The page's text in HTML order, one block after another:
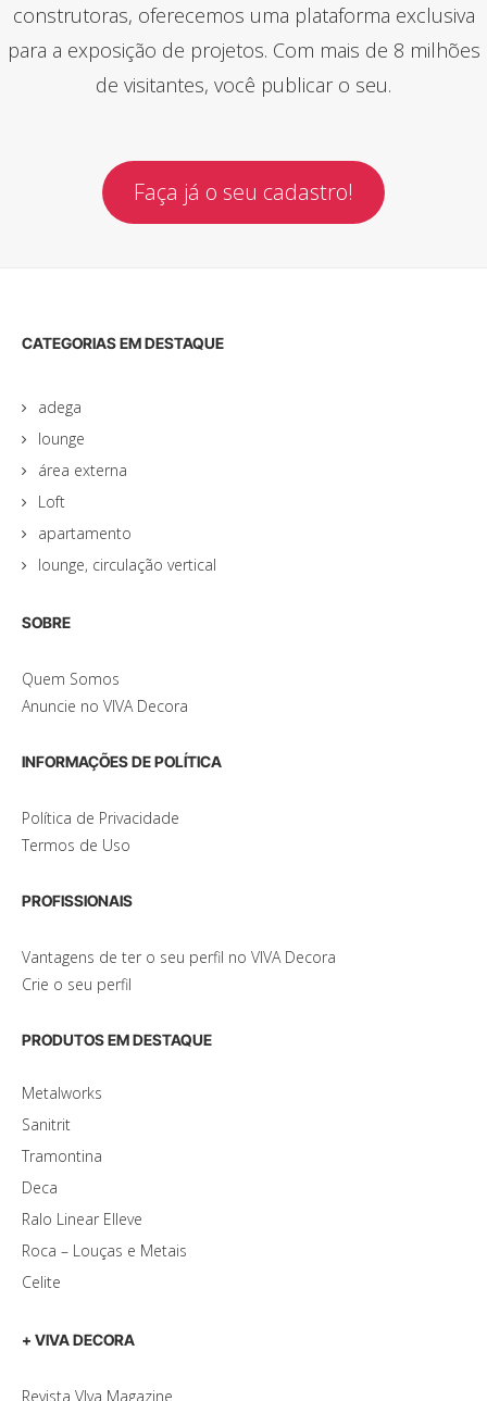
construtoras, oferecemos uma plataforma exclusiva
para a exposição de projetos. Com mais de 8 milhões
de visitantes, você publicar o seu.
Faça já o seu cadastro!
CATEGORIAS EM DESTAQUE
adega
lounge
área externa
Loft
apartamento
lounge, circulação vertical
SOBRE
Quem Somos
Anuncie no VIVA Decora
INFORMAÇÕES DE POLÍTICA
Política de Privacidade
Termos de Uso
PROFISSIONAIS
Vantagens de ter o seu perfil no VIVA Decora
Crie o seu perfil
PRODUTOS EM DESTAQUE
Metalworks
Sanitrit
Tramontina
Deca
Ralo Linear Elleve
Roca – Louças e Metais
Celite
+ VIVA DECORA
Revista VIva Magazine